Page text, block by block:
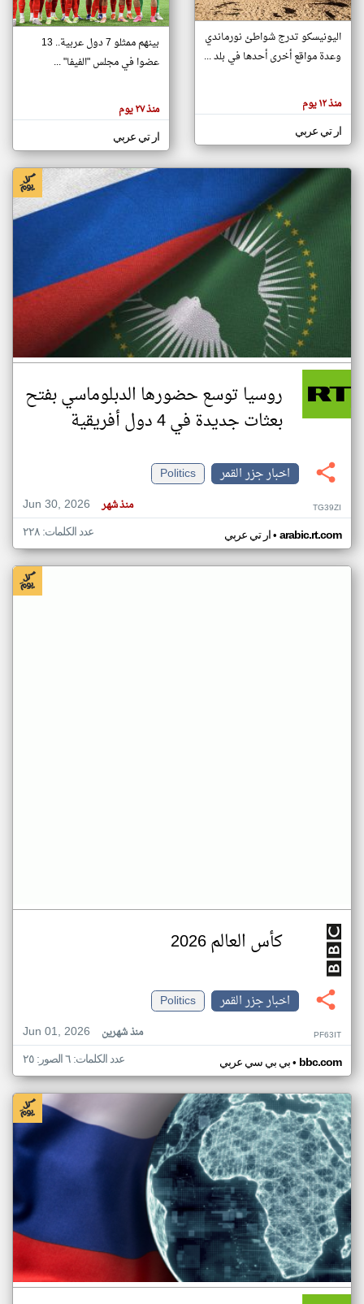
تغيير الدولة
اخبار جزر القمر على مدار الساعة
أهم اخبار جزر القمر العاجلة والمباشرة
هنا عن
وجهة
كاتبيها.
اليونيسكو تدرج شواطئ نورماندي
وعدة مواقع أخرى أحدها في بلد ...
منذ ١٢ يوم
ار تي عربي
بينهم ممثلو 7 دول عربية.. 13
عضوا في مجلس "الفيفا" ...
منذ ٢٧ يوم
ار تي عربي
روسيا توسع حضورها الدبلوماسي بفتح
بعثات جديدة في 4 دول أفريقية
اخبار جزر القمر
Politics
Jun 30, 2026
منذ شهر TG39ZI
ار تي عربي• arabic.rt.com عدد الكلمات: ٢٢٨
كأس العالم 2026
اخبار جزر القمر
Politics
Jun 01, 2026
منذ شهرين PF63IT
بي بي سي عربي• bbc.com عدد الكلمات: ٦ الصور: ٢٥
klyoum.com